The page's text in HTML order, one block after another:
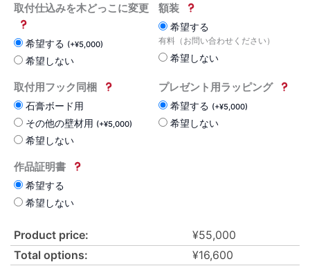
取付仕込みを木どっこに変更
希望する (+¥5,000)
希望しない
額装
希望する
有料（お問い合わせください）
希望しない
取付用フック同梱
石膏ボード用
その他の壁材用 (+¥5,000)
希望しない
プレゼント用ラッピング
希望する (+¥5,000)
希望しない
作品証明書
希望する
希望しない
Product price: ¥55,000
Total options:
¥16,600